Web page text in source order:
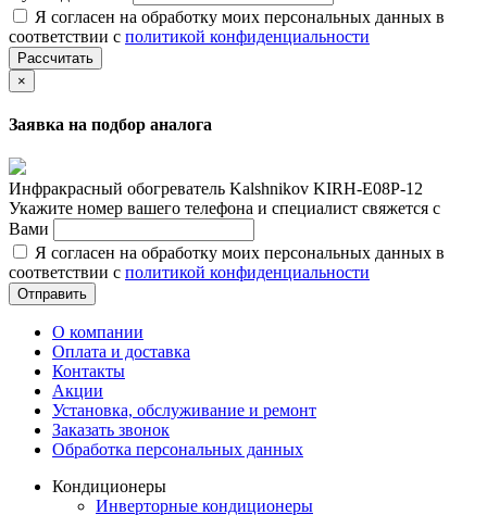
Я согласен на обработку моих персональных данных в
соответствии с политикой конфиденциальности
Рассчитать
×
Заявка на подбор аналога
Инфракрасный обогреватель Kalshnikov KIRH-E08P-12
Укажите номер вашего телефона и специалист свяжется с
Вами
Я согласен на обработку моих персональных данных в
соответствии с политикой конфиденциальности
Отправить
О компании
Оплата и доставка
Контакты
Акции
Установка, обслуживание и ремонт
Заказать звонок
Обработка персональных данных
Кондиционеры
Инверторные кондиционеры